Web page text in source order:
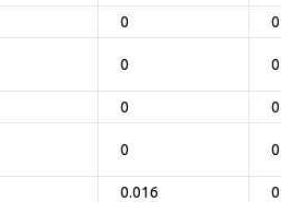
0
0
0 0
0
0
0 0
0.016
0